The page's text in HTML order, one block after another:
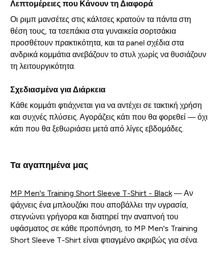
Λεπτομέρειες που Κάνουν τη Διαφορά
Οι ριμπ μανσέτες στις κάλτσες κρατούν τα πάντα στη
θέση τους, τα τσεπάκια στα γυναικεία σορτσάκια
προσθέτουν πρακτικότητα, και τα panel σχέδια στα
ανδρικά κομμάτια ανεβάζουν το στυλ χωρίς να θυσιάζουν
τη λειτουργικότητα.
Σχεδιασμένα για Διάρκεια
Κάθε κομμάτι φτιάχνεται για να αντέχει σε τακτική χρήση
και συχνές πλύσεις. Αγοράζεις κάτι που θα φορεθεί — όχι
κάτι που θα ξεθωριάσει μετά από λίγες εβδομάδες.
Τα αγαπημένα μας
MP Men's Training Short Sleeve T-Shirt - Black— Αν
ψάχνεις ένα μπλουζάκι που αποβάλλει την υγρασία,
στεγνώνει γρήγορα και διατηρεί την αναπνοή του
υφάσματος σε κάθε προπόνηση, το MP Men's Training
Short Sleeve T-Shirt είναι φτιαγμένο ακριβώς για σένα.